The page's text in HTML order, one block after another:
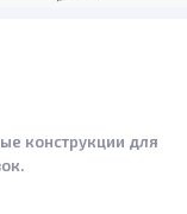
конструкции для